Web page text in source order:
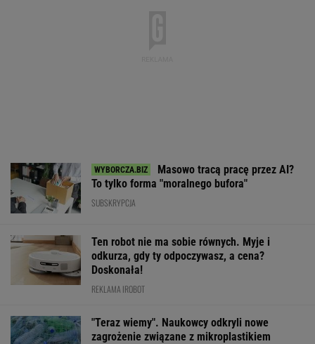
Masowo tracą pracę przez AI?
To tylko forma "moralnego bufora"
SUBSKRYPCJA
Ten robot nie ma sobie równych. Myje i
odkurza, gdy ty odpoczywasz, a cena?
Doskonała!
REKLAMA IROBOT
"Teraz wiemy". Naukowcy odkryli nowe
zagrożenie związane z mikroplastikiem